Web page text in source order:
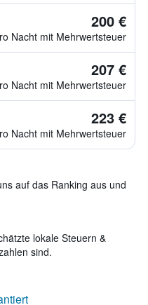
200 €
Nacht mit Mehrwertsteuer
207 €
Nacht mit Mehrwertsteuer
223 €
Nacht mit Mehrwertsteuer
auf das Ranking aus und
lokale Steuern &
sind.